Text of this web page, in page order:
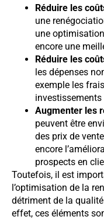
Réduire les
une
une
encore une
Réduire les
les dépenses
exemple les
Augmenter les
peuvent être
des prix de
encore
prospects en
Toutefois, il est
l’optimisation de la
détriment de la
effet, ces éléments